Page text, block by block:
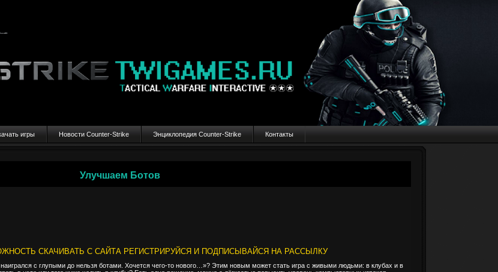
игры Новости Counter-Strike Энциклопедия Counter-Strike Контакты
Улучшаем Ботов
СКАЧИВАТЬ С САЙТА РЕГИСТРИРУЙСЯ И ПОДПИСЫВАЙСЯ НА РАССЫЛКУ
с глупыми до нельзя ботами. Хочется чего-то нового…»? Этим новым может стать игра с живыми людьми: в клубах и в